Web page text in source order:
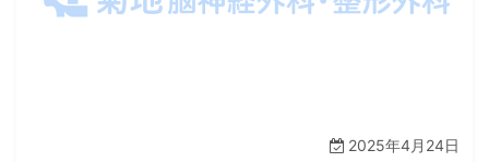
2025年4月24日